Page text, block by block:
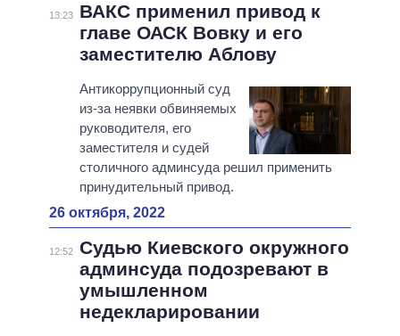
13:23
ВАКС применил привод к
главе ОАСК Вовку и его
заместителю Аблову
Антикоррупционный суд
из-за неявки обвиняемых
руководителя, его
заместителя и судей
столичного админсуда решил применить
принудительный привод.
26 октября, 2022
12:52 Судью Киевского окружного
админсуда подозревают в
умышленном
недекларировании